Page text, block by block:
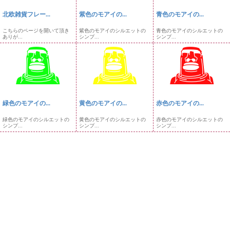
北欧雑貨フレー...
こちらのページを開いて頂き
ありが...
紫色のモアイの...
紫色のモアイのシルエットの
シンプ...
青色のモアイの...
青色のモアイのシルエットの
シンプ...
緑色のモアイの...
緑色のモアイのシルエットの
シンプ...
黄色のモアイの...
黄色のモアイのシルエットの
シンプ...
赤色のモアイの...
赤色のモアイのシルエットの
シンプ...